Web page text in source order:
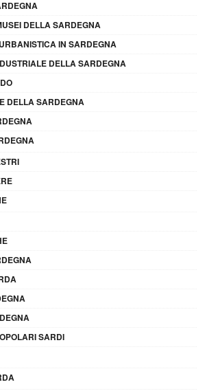
DELLA SARDEGNA
IN SARDEGNA
DELLA SARDEGNA
DELLA SARDEGNA
SARDI